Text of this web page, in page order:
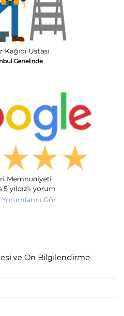
Kağıdı Ustası
Genelinde
Memnuniyeti
5 yıldızlı yorum
Gör
ve Ön Bilgilendirme